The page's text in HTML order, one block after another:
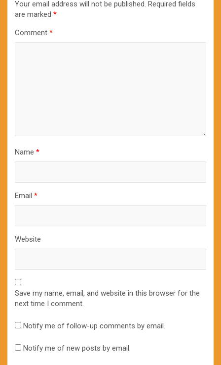
Your email address will not be published. Required fields
are marked *
Comment *
Name *
Email *
Website
Save my name, email, and website in this browser for the
next time I comment.
Notify me of follow-up comments by email.
Notify me of new posts by email.